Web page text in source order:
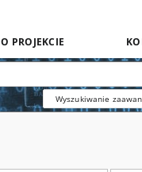
O PROJEKCIE
Wyszukiwanie